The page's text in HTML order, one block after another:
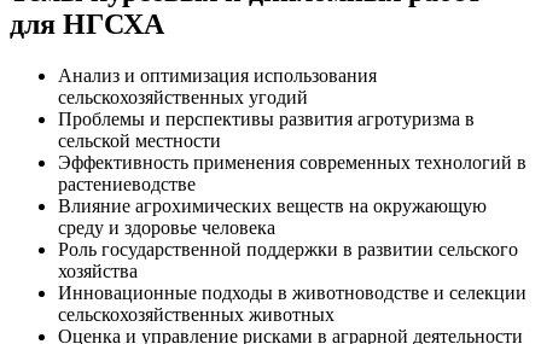
для НГСХА
Анализ и оптимизация использования
сельскохозяйственных угодий
Проблемы и перспективы развития агротуризма в
сельской местности
Эффективность применения современных технологий в
растениеводстве
Влияние агрохимических веществ на окружающую
среду и здоровье человека
Роль государственной поддержки в развитии сельского
хозяйства
Инновационные подходы в животноводстве и селекции
сельскохозяйственных животных
Оценка и управление рисками в аграрной деятельности